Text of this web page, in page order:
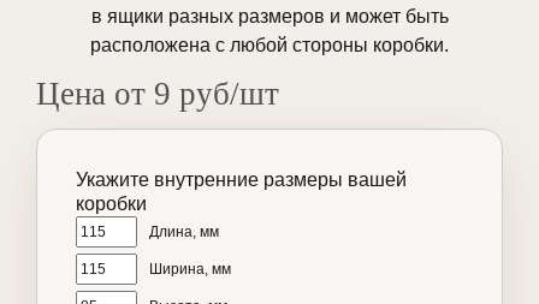
в ящики разных размеров и может быть
расположена с любой стороны коробки.
Цена от 9 руб/шт
Укажите внутренние размеры вашей
коробки
Длина, мм
Ширина, мм